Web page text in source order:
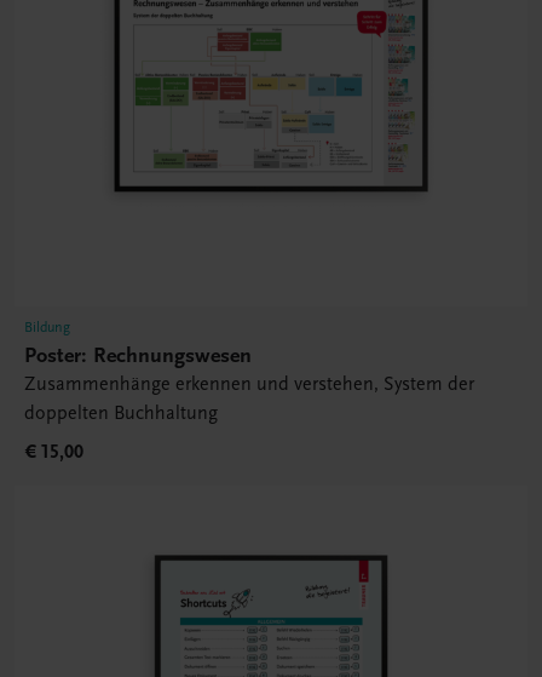
Bildung
Poster: Rechnungswesen
Zusammenhänge erkennen und verstehen, System der
doppelten Buchhaltung
€ 15,00